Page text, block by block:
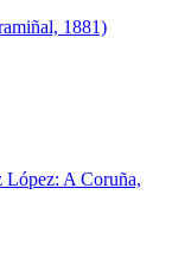
1881)
López: A Coruña,